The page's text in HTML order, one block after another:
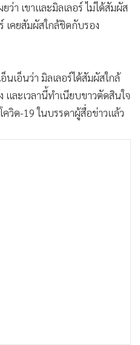
า เขาและมิลเลอร์ ไม่ได้สัมผัส
เคยสัมผัสใกล้ชิดกับรอง
นเอ็นว่า มิลเลอร์ได้สัมผัสใกล้
ละเวลานี้ทำเนียบขาวตัดสินใจ
ควิด-19 ในบรรดาผู้สื่อข่าวแล้ว